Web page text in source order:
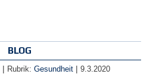
BLOG
| Rubrik: Gesundheit | 9.3.2020